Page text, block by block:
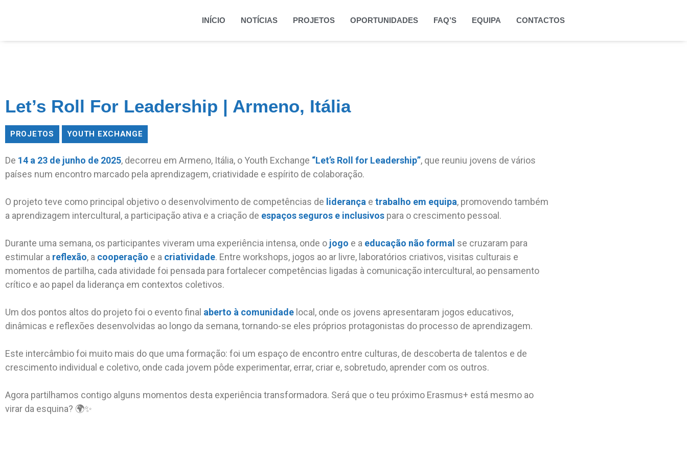
INÍCIO NOTÍCIAS PROJETOS OPORTUNIDADES FAQ’S EQUIPA CONTACTOS
Let’s Roll For Leadership | Armeno, Itália
PROJETOS YOUTH EXCHANGE
De 14 a 23 de junho de 2025, decorreu em Armeno, Itália, o Youth Exchange “Let’s Roll for Leadership”, que reuniu jovens de vários
países num encontro marcado pela aprendizagem, criatividade e espírito de colaboração.
O projeto teve como principal objetivo o desenvolvimento de competências de liderança e trabalho em equipa, promovendo também
a aprendizagem intercultural, a participação ativa e a criação de espaços seguros e inclusivos para o crescimento pessoal.
Durante uma semana, os participantes viveram uma experiência intensa, onde o jogo e a educação não formal se cruzaram para
estimular a reflexão, a cooperação e a criatividade. Entre workshops, jogos ao ar livre, laboratórios criativos, visitas culturais e
momentos de partilha, cada atividade foi pensada para fortalecer competências ligadas à comunicação intercultural, ao pensamento
crítico e ao papel da liderança em contextos coletivos.
Um dos pontos altos do projeto foi o evento final aberto à comunidade local, onde os jovens apresentaram jogos educativos,
dinâmicas e reflexões desenvolvidas ao longo da semana, tornando-se eles próprios protagonistas do processo de aprendizagem.
Este intercâmbio foi muito mais do que uma formação: foi um espaço de encontro entre culturas, de descoberta de talentos e de
crescimento individual e coletivo, onde cada jovem pôde experimentar, errar, criar e, sobretudo, aprender com os outros.
Agora partilhamos contigo alguns momentos desta experiência transformadora. Será que o teu próximo Erasmus+ está mesmo ao
virar da esquina? 🌍✨